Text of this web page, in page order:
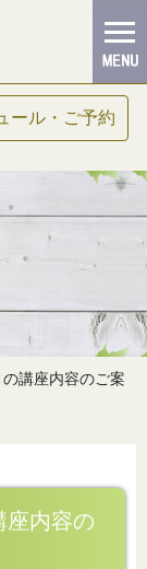
ール・ご予約
講座内容のご案
内容の